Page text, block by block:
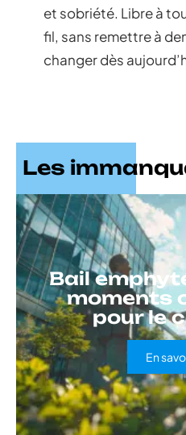
et sobriété. Libre à
fil, sans remettre à
changer dès
Les
Bail
moments
pour le
En